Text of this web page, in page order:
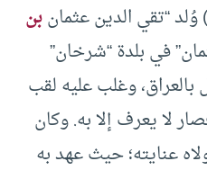
بن
في بلدة “شرخان”
بالعراق، وغلب عليه لقب
لا يعرف إلا به. وكان
عنايته؛ حيث عهد به